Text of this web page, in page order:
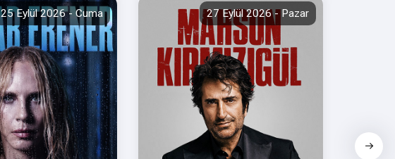
25 Eylül 2026 - Cuma 27 Eylül 2026 - Pazar